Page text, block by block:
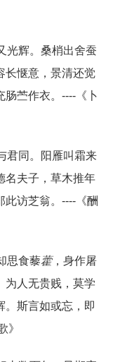
光辉。桑梢出舍蚕
长惬意，景清还觉
肠苎作衣。----《卜
君同。阳雁叫霜来
名夫子，草木推年
此访芝翁。----《酬
思食藜藿，身作屠
为人无贵贱，莫学
。斯言如或忘，即
》